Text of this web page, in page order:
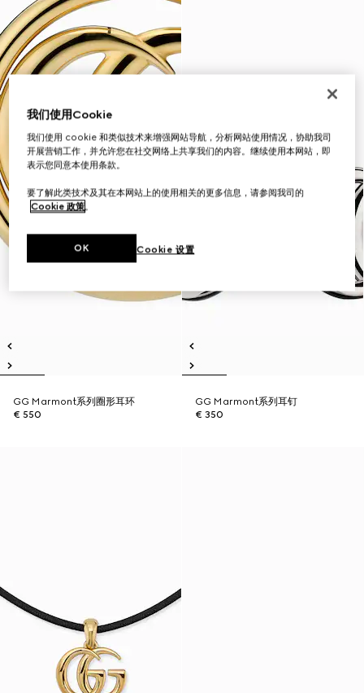
GG Marmont系列圈形耳环
€ 550
GG Marmont系列耳钉
€ 350
我们使用Cookie
我们使用 cookie 和类似技术来增强网站导航，分析网站使用情况，协助我司
开展营销工作，并允许您在社交网络上共享我们的内容。继续使用本网站，即
表示您同意本使用条款。
要了解此类技术及其在本网站上的使用相关的更多信息，请参阅我司的
Cookie 政策。
Cookie 设置
OK